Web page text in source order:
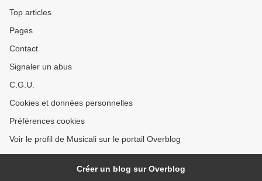
Top articles
Pages
Contact
Signaler un abus
C.G.U.
Cookies et données personnelles
Préférences cookies
Voir le profil de Musicali sur le portail Overblog
Créer un blog sur Overblog